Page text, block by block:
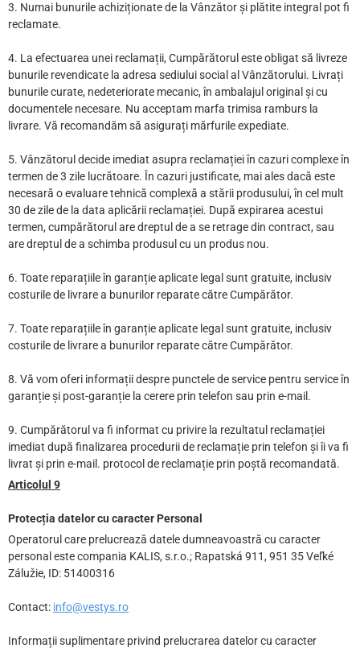
3. Numai bunurile achiziționate de la Vânzător și plătite integral pot fi
reclamate.
4. La efectuarea unei reclamații, Cumpărătorul este obligat să livreze
bunurile revendicate la adresa sediului social al Vânzătorului. Livrați
bunurile curate, nedeteriorate mecanic, în ambalajul original și cu
documentele necesare. Nu acceptam marfa trimisa ramburs la
livrare. Vă recomandăm să asigurați mărfurile expediate.
5. Vânzătorul decide imediat asupra reclamației în cazuri complexe în
termen de 3 zile lucrătoare. În cazuri justificate, mai ales dacă este
necesară o evaluare tehnică complexă a stării produsului, în cel mult
30 de zile de la data aplicării reclamației. După expirarea acestui
termen, cumpărătorul are dreptul de a se retrage din contract, sau
are dreptul de a schimba produsul cu un produs nou.
6. Toate reparațiile în garanție aplicate legal sunt gratuite, inclusiv
costurile de livrare a bunurilor reparate către Cumpărător.
7. Toate reparațiile în garanție aplicate legal sunt gratuite, inclusiv
costurile de livrare a bunurilor reparate către Cumpărător.
8. Vă vom oferi informații despre punctele de service pentru service în
garanție și post-garanție la cerere prin telefon sau prin e-mail.
9. Cumpărătorul va fi informat cu privire la rezultatul reclamației
imediat după finalizarea procedurii de reclamație prin telefon și îi va fi
livrat și prin e-mail. protocol de reclamație prin poștă recomandată.
Articolul 9
Protecția datelor cu caracter Personal
Operatorul care prelucrează datele dumneavoastră cu caracter
personal este compania KALIS, s.r.o.; Rapatská 911, 951 35 Veľké
Zálužie, ID: 51400316
Contact: info@vestys.ro
Informații suplimentare privind prelucrarea datelor cu caracter